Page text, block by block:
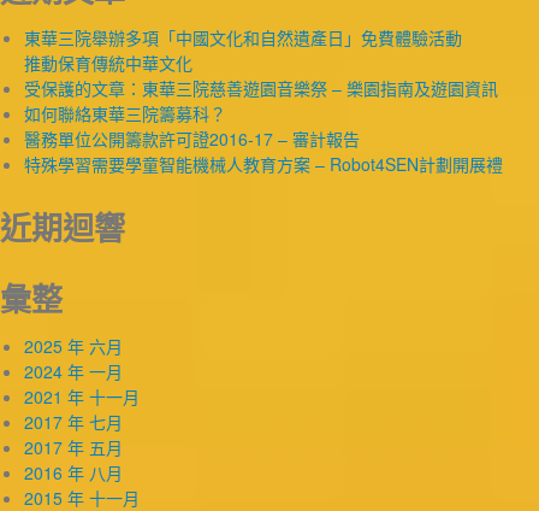
東華三院舉辦多項「中國文化和自然遺產日」免費體驗活動
推動保育傳統中華文化
受保護的文章：東華三院慈善遊園音樂祭 – 樂園指南及遊園資訊
如何聯絡東華三院籌募科？
醫務單位公開籌款許可證2016-17 – 審計報告
特殊學習需要學童智能機械人教育方案 – Robot4SEN計劃開展禮
近期迴響
彙整
2025 年 六月
2024 年 一月
2021 年 十一月
2017 年 七月
2017 年 五月
2016 年 八月
2015 年 十一月